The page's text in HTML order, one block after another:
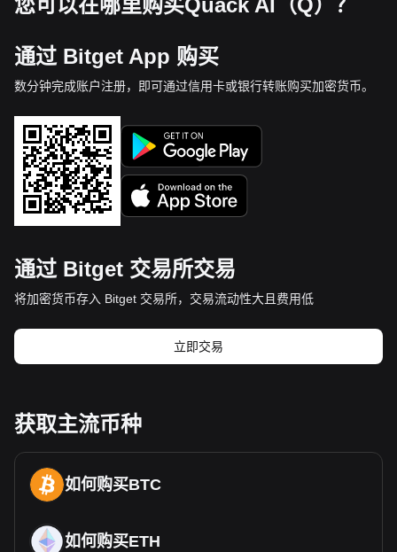
您可以在哪里购买Quack AI（Q）？
通过 Bitget App 购买
数分钟完成账户注册，即可通过信用卡或银行转账购买加密货币。
通过 Bitget 交易所交易
将加密货币存入 Bitget 交易所，交易流动性大且费用低
立即交易
获取主流币种
如何购买BTC
如何购买ETH